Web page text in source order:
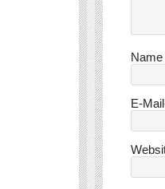
Name
E-